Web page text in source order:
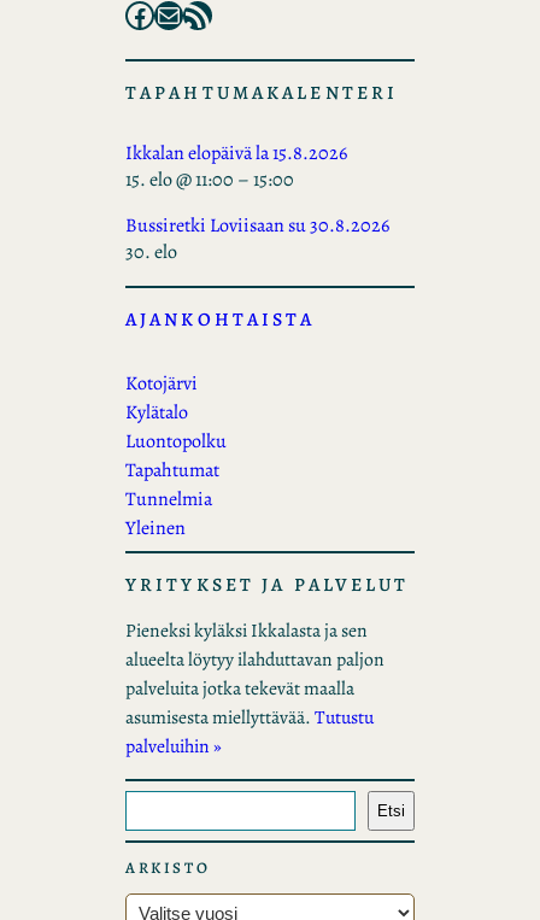
Facebook Mail RSS Feed
TAPAHTUMAKALENTERI
Ikkalan elopäivä la 15.8.2026
15. elo @ 11:00 –15:00
Bussiretki Loviisaan su 30.8.2026
30. elo
AJANKOHTAISTA
Kotojärvi
Kylätalo
Luontopolku
Tapahtumat
Tunnelmia
Yleinen
YRITYKSET JA PALVELUT
Pieneksi kyläksi Ikkalasta ja sen
alueelta löytyy ilahduttavan paljon
palveluita jotka tekevät maalla
asumisesta miellyttävää.Tutustu
palveluihin »
t
s
i
Etsi
ARKISTO
A